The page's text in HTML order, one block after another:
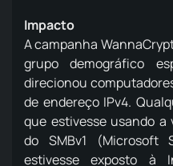
Impacto
A campanha
grupo demográfico
direcionou
de endereço IPv4.
que estivesse usando a
do SMBv1 (Microsoft
estivesse exposto à